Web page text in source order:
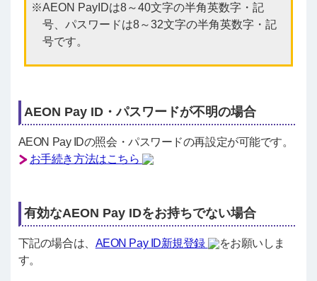
AEON PayIDは8～40文字の半角英数字・記
号、パスワードは8～32文字の半角英数字・記
号です。
AEON Pay ID・パスワードが不明の場合
AEON Pay IDの照会・パスワードの再設定が可能です。
お手続き方法はこちら
有効なAEON Pay IDをお持ちでない場合
下記の場合は、 AEON Pay ID新規登録
をお願いしま
す。